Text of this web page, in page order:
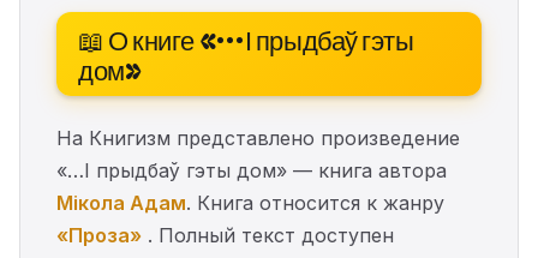
📖 О книге «…І прыдбаў гэты
дом»
На Книгизм представлено произведение
«…І прыдбаў гэты дом» — книга автора
Мікола Адам. Книга относится к жанру
«Проза» . Полный текст доступен